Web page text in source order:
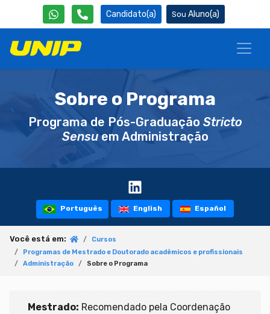
Candidato(a) Aluno(a)
Sobre o Programa
Programa de Pós-Graduação Stricto
Sensuem Administração
Português English Español
Você está em:
Cursos
Programas de Mestrado e Doutorado acadêmicos e profissionais
Administração
Sobre o Programa
Mestrado: Recomendado pela Coordenação